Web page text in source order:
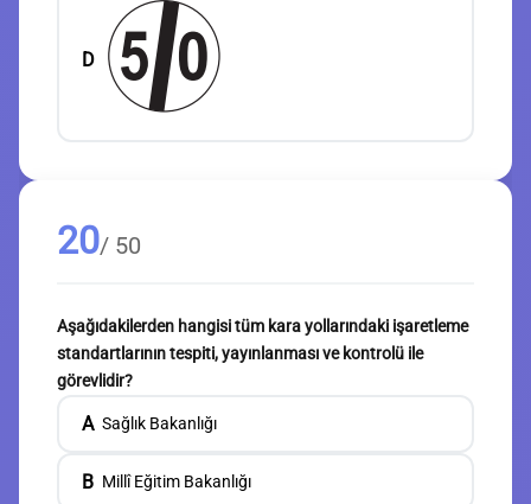
D
20/ 50
Aşağıdakilerden hangisi tüm kara yollarındaki işaretleme
standartlarının tespiti, yayınlanması ve kontrolü ile
görevlidir?
A Sağlık Bakanlığı
B Millî Eğitim Bakanlığı